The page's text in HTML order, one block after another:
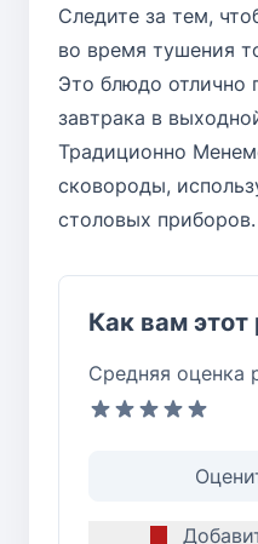
Следите за тем,
во время тушения
Это блюдо отлично
завтрака в
Традиционно
сковороды,
столовых приборов.
Как вам этот
Средняя оценка